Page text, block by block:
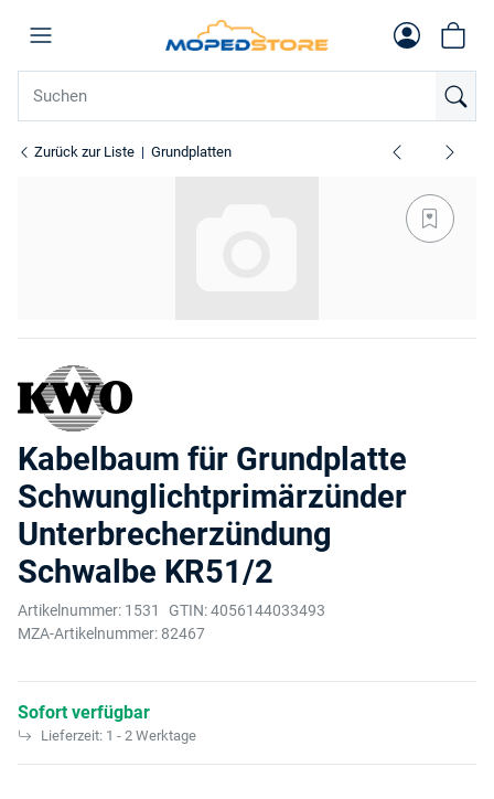
Zurück zur Liste Grundplatten
Kabelbaum für Grundplatte
Schwunglichtprimärzünder
Unterbrecherzündung
Schwalbe KR51/2
Artikelnummer: 1531 GTIN:4056144033493
MZA-Artikelnummer: 82467
Sofort verfügbar
Lieferzeit: 1 - 2 Werktage